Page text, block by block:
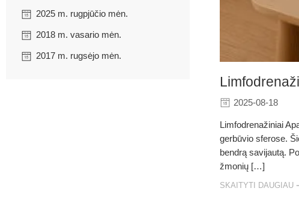
2025-08-18
Limfodrenažiniai
gerbūvio sferose.
bendrą savijautą.
žmonių […]
SKAITYTI DAUGIAU
2025 m. rugpjūčio mėn.
2018 m. vasario mėn.
2017 m. rugsėjo mėn.